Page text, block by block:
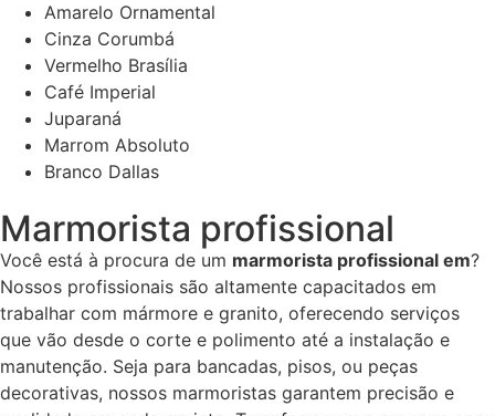
Amarelo Ornamental
Cinza Corumbá
Vermelho Brasília
Café Imperial
Juparaná
Marrom Absoluto
Branco Dallas
Marmorista profissional
Você está à procura de um marmorista profissional em?
Nossos profissionais são altamente capacitados em
trabalhar com mármore e granito, oferecendo serviços
que vão desde o corte e polimento até a instalação e
manutenção. Seja para bancadas, pisos, ou peças
decorativas, nossos marmoristas garantem precisão e